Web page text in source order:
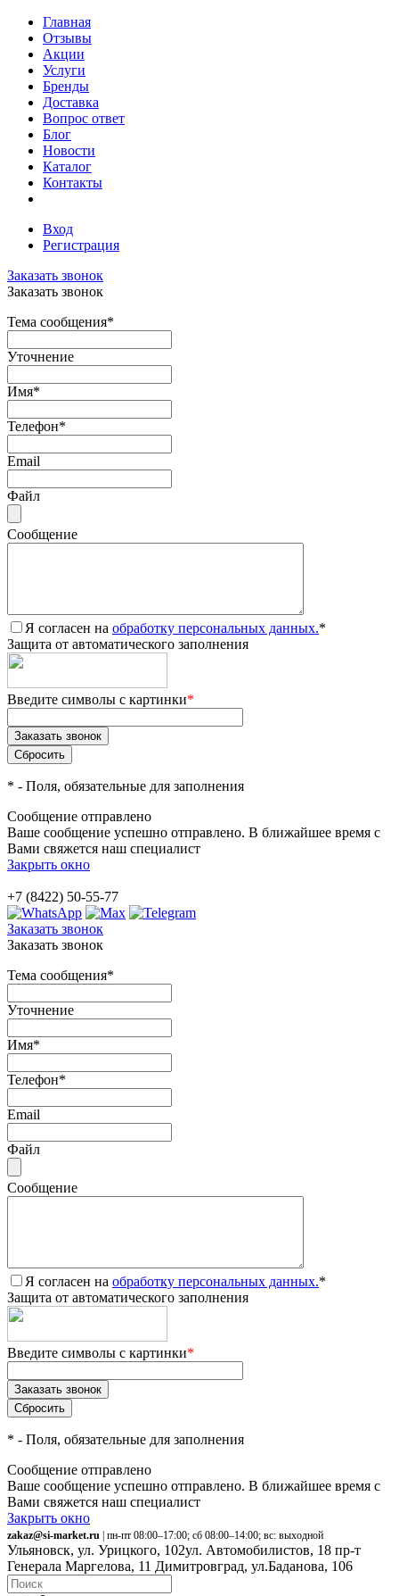
Главная
Отзывы
Акции
Услуги
Бренды
Доставка
Вопрос ответ
Блог
Новости
Каталог
Контакты
Вход
Регистрация
Заказать звонок
Заказать звонок
Тема сообщения*
Уточнение
Имя*
Телефон*
Email
Файл
Сообщение
Я согласен на обработку персональных данных.*
Защита от автоматического заполнения
Введите символы с картинки*
* - Поля, обязательные для заполнения
Сообщение отправлено
Ваше сообщение успешно отправлено. В ближайшее время с
Вами свяжется наш специалист
Закрыть окно
+7 (8422) 50-55-77
Заказать звонок
Заказать звонок
Тема сообщения*
Уточнение
Имя*
Телефон*
Email
Файл
Сообщение
Я согласен на обработку персональных данных.*
Защита от автоматического заполнения
Введите символы с картинки*
* - Поля, обязательные для заполнения
Сообщение отправлено
Ваше сообщение успешно отправлено. В ближайшее время с
Вами свяжется наш специалист
Закрыть окно
zakaz@si-market.ru | пн-пт 08:00–17:00; сб 08:00–14:00; вс: выходной
Ульяновск, ул. Урицкого, 102ул. Автомобилистов, 18 пр-т
Генерала Маргелова, 11 Димитровград, ул.Баданова, 106